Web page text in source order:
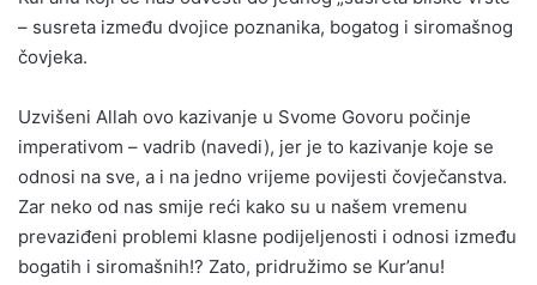
– susreta između dvojice poznanika, bogatog i siromašnog
čovjeka.
Uzvišeni Allah ovo kazivanje u Svome Govoru počinje
imperativom – vadrib (navedi), jer je to kazivanje koje se
odnosi na sve, a i na jedno vrijeme povijesti čovječanstva.
Zar neko od nas smije reći kako su u našem vremenu
prevaziđeni problemi klasne podijeljenosti i odnosi između
bogatih i siromašnih!? Zato, pridružimo se Kur’anu!